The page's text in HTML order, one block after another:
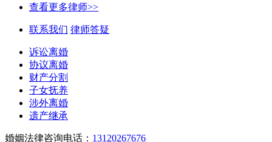
查看更多律师>>
联系我们 律师答疑
诉讼离婚
协议离婚
财产分割
子女抚养
涉外离婚
遗产继承
婚姻法律咨询电话： 13120267676